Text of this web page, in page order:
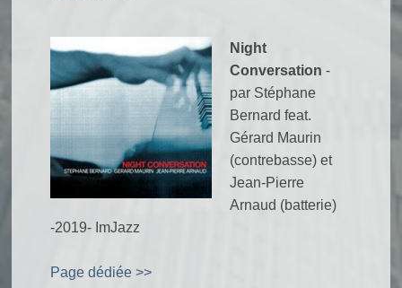
Night
Conversation -
par Stéphane
Bernard feat.
Gérard Maurin
(contrebasse) et
Jean-Pierre
Arnaud (batterie)
-2019- ImJazz
Page dédiée >>